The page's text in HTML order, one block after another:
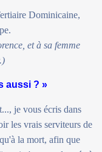
Dominicaine,
et à sa femme
aussi ? »
je vous écris dans
les vrais serviteurs de
la mort, afin que